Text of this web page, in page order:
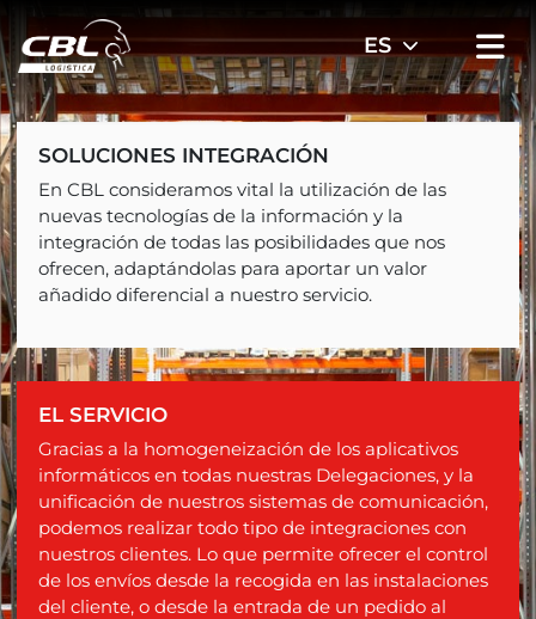
SOLUCIONES INTEGRACIÓN
En CBL consideramos vital la utilización de las
nuevas tecnologías de la información y la
integración de todas las posibilidades que nos
ofrecen, adaptándolas para aportar un valor
añadido diferencial a nuestro servicio.
EL SERVICIO
Gracias a la homogeneización de los aplicativos
informáticos en todas nuestras Delegaciones, y la
unificación de nuestros sistemas de comunicación,
podemos realizar todo tipo de integraciones con
nuestros clientes. Lo que permite ofrecer el control
de los envíos desde la recogida en las instalaciones
del cliente, o desde la entrada de un pedido al